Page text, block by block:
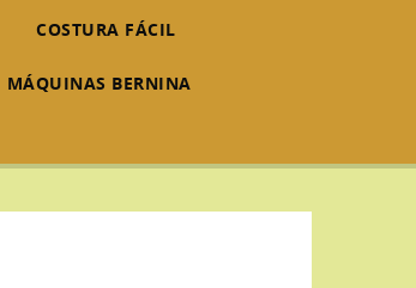
COSTURA FÁCIL
MÁQUINAS BERNINA